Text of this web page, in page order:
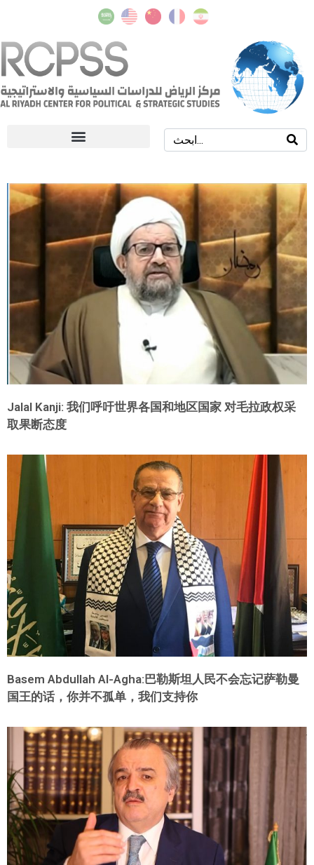
Jalal Kanji: 我们呼吁世界各国和地区国家 对毛拉政权采
取果断态度
Basem Abdullah Al-Agha:巴勒斯坦人民不会忘记萨勒曼
国王的话，你并不孤单，我们支持你